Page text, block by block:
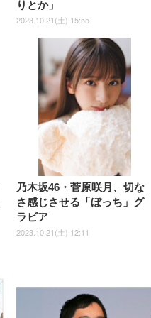
りとか」
2023.10.21(土) 15:55
乃木坂46・菅原咲月、切な
さ感じさせる「ぼっち」グ
ラビア
2023.10.21(土) 12:11